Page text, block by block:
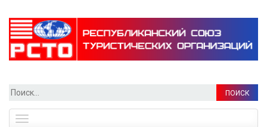
Найти: